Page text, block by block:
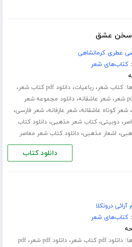
سخن عشق
عطری کرمانشاهی
کتاب‌های شعر
کتاب شعر،رباعیات،دانلود pdf کتاب شعر ،
،شعر عاشقانه،دانلود مجموعه شعر
،شعر کوتاه عاشقانه،شعر عارفانه،شعر فارسی،
،دوبیتی،کتاب شعر مذهبی،دانلود کتاب
، اشعار مذهبی،دانلود کتاب شعر معاصر
دانلود کتاب
درونکلا
کتاب‌های شعر
دانلود pdf کتاب شعر ،دانلود pdf شعر ،pdf